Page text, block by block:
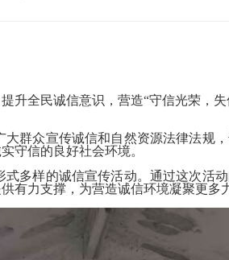
升全民诚信意识，营造“守信光荣，失
群众宣传诚信和自然资源法律法规
守信的良好社会环境。
多样的诚信宣传活动。通过这次活
有力支撑，为营造诚信环境凝聚更多